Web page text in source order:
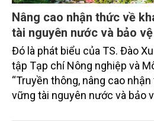
Nâng cao nhận thức về
tài nguyên nước và bảo
Đó là phát biểu của TS. Đào
tập Tạp chí Nông nghiệp và
“Truyền thông, nâng cao
vững tài nguyên nước và bảo